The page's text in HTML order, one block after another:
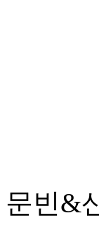
문빈&